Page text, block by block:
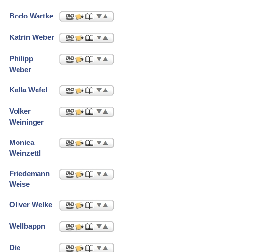
Bodo Wartke
Katrin Weber
Philipp
Weber
Kalla Wefel
Volker
Weininger
Monica
Weinzettl
Friedemann
Weise
Oliver Welke
Wellbappn
Die